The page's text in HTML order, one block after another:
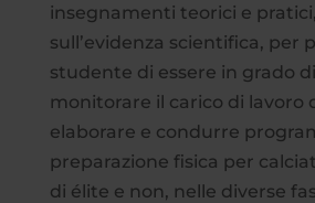
insegnamenti teorici e
sull’evidenza scientifica, per
studente di essere in grado
monitorare il carico di lavoro
elaborare e condurre
preparazione fisica per
di élite e non, nelle diverse